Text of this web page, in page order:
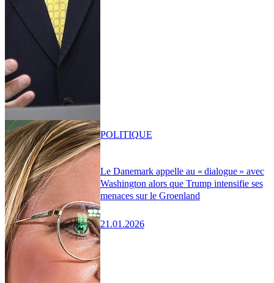
Le Danemark appelle au « dialogue » avec
Washington alors que Trump intensifie ses
menaces sur le Groenland
21.01.2026
POLITIQUE